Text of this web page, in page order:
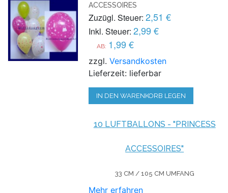
ACCESSOIRES
Zuzügl. Steuer: 2,51 €
Inkl. Steuer: 2,99 €
AB: 1,99 €
zzgl.Versandkosten
Lieferzeit: lieferbar
IN DEN WARENKORB LEGEN
10 LUFTBALLONS - "PRINCESS
ACCESSOIRES"
33 CM / 105 CM UMFANG
Mehr erfahren